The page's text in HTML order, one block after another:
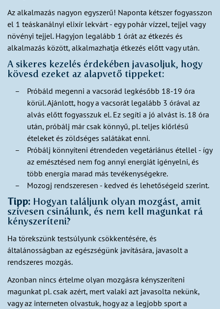
Az alkalmazás nagyon egyszerű! Naponta kétszer fogyasszon
el 1 teáskanálnyi elixír lekvárt - egy pohár vízzel, tejjel vagy
növényi tejjel. Hagyjon legalább 1 órát az étkezés és
alkalmazás között, alkalmazhatja étkezés előtt vagy után.
A sikeres kezelés érdekében javasoljuk, hogy
kövesd ezeket az alapvető tippeket:
Próbáld megenni a vacsorád legkésőbb 18-19 óra
körül. Ajánlott, hogy a vacsorát legalább 3 órával az
alvás előtt fogyasszuk el. Ez segíti a jó alvást is. 18 óra
után, próbálj már csak könnyű, pl. teljes kiőrlésű
ételeket és zöldséges salátákat enni.
Próbálj könnyíteni étrendeden vegetáriánus étellel - így
az emésztésed nem fog annyi energiát igényelni, és
több energia marad más tevékenységekre.
Mozogj rendszeresen - kedved és lehetőségeid szerint.
Tipp: Hogyan találjunk olyan mozgást, amit
szívesen csinálunk, és nem kell magunkat rá
kényszeríteni?
Ha törekszünk testsúlyunk csökkentésére, és
általánosságban az egészségünk javítására, javasolt a
rendszeres mozgás.
Azonban nincs értelme olyan mozgásra kényszeríteni
magunkat pl. csak azért, mert valaki azt javasolta nekünk,
vagy az interneten olvastuk, hogy az a legjobb sport a